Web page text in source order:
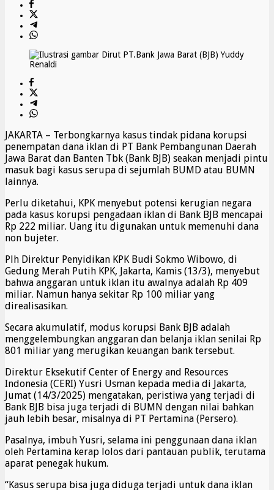
JAKARTA – Terbongkarnya kasus tindak pidana korupsi
penempatan dana iklan di PT Bank Pembangunan Daerah
Jawa Barat dan Banten Tbk (Bank BJB) seakan menjadi pintu
masuk bagi kasus serupa di sejumlah BUMD atau BUMN
lainnya.
Perlu diketahui, KPK menyebut potensi kerugian negara
pada kasus korupsi pengadaan iklan di Bank BJB mencapai
Rp 222 miliar. Uang itu digunakan untuk memenuhi dana
non bujeter.
Plh Direktur Penyidikan KPK Budi Sokmo Wibowo, di
Gedung Merah Putih KPK, Jakarta, Kamis (13/3), menyebut
bahwa anggaran untuk iklan itu awalnya adalah Rp 409
miliar. Namun hanya sekitar Rp 100 miliar yang
direalisasikan.
Secara akumulatif, modus korupsi Bank BJB adalah
menggelembungkan anggaran dan belanja iklan senilai Rp
801 miliar yang merugikan keuangan bank tersebut.
Direktur Eksekutif Center of Energy and Resources
Indonesia (CERI) Yusri Usman kepada media di Jakarta,
Jumat (14/3/2025) mengatakan, peristiwa yang terjadi di
Bank BJB bisa juga terjadi di BUMN dengan nilai bahkan
jauh lebih besar, misalnya di PT Pertamina (Persero).
Pasalnya, imbuh Yusri, selama ini penggunaan dana iklan
oleh Pertamina kerap lolos dari pantauan publik, terutama
aparat penegak hukum.
“Kasus serupa bisa juga diduga terjadi untuk dana iklan